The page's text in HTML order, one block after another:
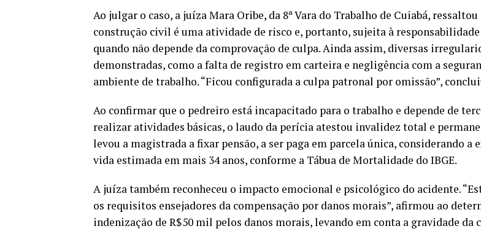
Ao julgar o caso, a juíza Mara Oribe, da 8ª Vara do Trabalho de Cuiabá, ressaltou
construção civil é uma atividade de risco e, portanto, sujeita à
quando não depende da comprovação de culpa. Ainda assim, diversas
demonstradas, como a falta de registro em carteira e negligência com a
ambiente de trabalho. “Ficou configurada a culpa patronal por omissão”,
Ao confirmar que o pedreiro está incapacitado para o trabalho e depende de
realizar atividades básicas, o laudo da perícia atestou invalidez total e
levou a magistrada a fixar pensão, a ser paga em parcela única, considerando a
vida estimada em mais 34 anos, conforme a Tábua de Mortalidade do IBGE.
A juíza também reconheceu o impacto emocional e psicológico do acidente.
os requisitos ensejadores da compensação por danos morais”, afirmou ao
indenização de R$50 mil pelos danos morais, levando em conta a gravidade da